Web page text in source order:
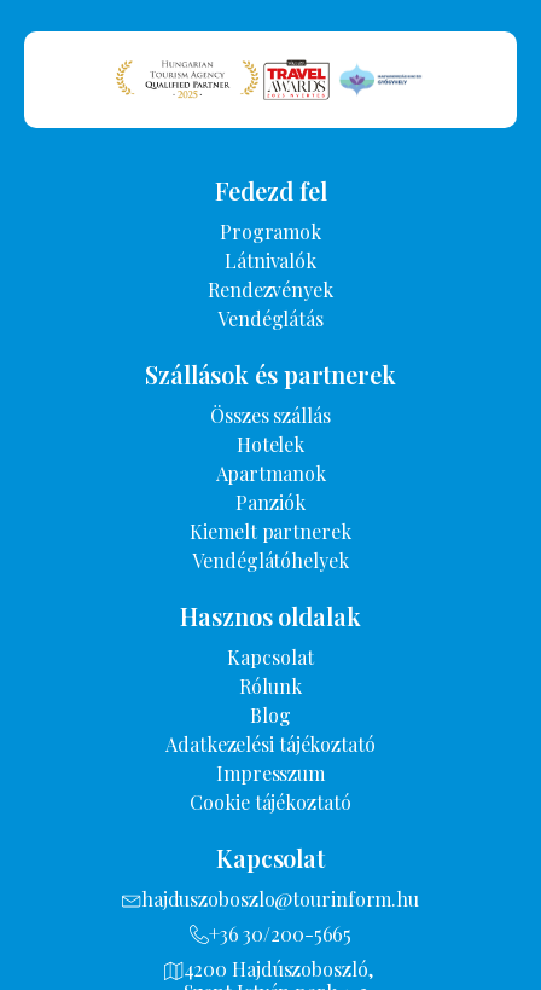
Fedezd fel
Programok
Látnivalók
Rendezvények
Vendéglátás
Szállások és partnerek
Összes szállás
Hotelek
Apartmanok
Panziók
Kiemelt partnerek
Vendéglátóhelyek
Hasznos oldalak
Kapcsolat
Rólunk
Blog
Adatkezelési tájékoztató
Impresszum
Cookie tájékoztató
Kapcsolat
hajduszoboszlo@tourinform.hu
+36 30/200-5665
4200 Hajdúszoboszló,